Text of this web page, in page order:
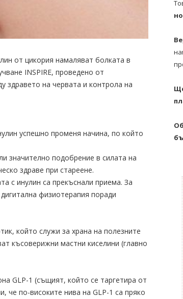
от цикория намаляват болката в
INSPIRE, проведено от
здравето на червата и контрола на
успешно променя начина, по който
значително подобрение в силата на
здраве при стареене.
с инулин са прекъснали приема. За
физиотерапия поради
който служи за храна на полезните
късоверижни мастни киселини (главно
GLP-1 (същият, който се таргетира от
че по-високите нива на GLP-1 са пряко